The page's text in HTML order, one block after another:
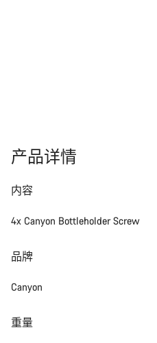
产品详情
内容
4x Canyon Bottleholder Screw
品牌
Canyon
重量
您需要帮助吗？